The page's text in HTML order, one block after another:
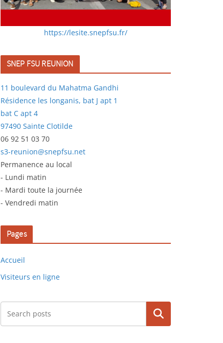
https://lesite.snepfsu.fr/
SNEP FSU REUNION
11 boulevard du Mahatma Gandhi
Résidence les longanis, bat J apt 1
bat C apt 4
97490 Sainte Clotilde
06 92 51 03 70
s3-reunion@snepfsu.net
Permanence au local
- Lundi matin
- Mardi toute la journée
- Vendredi matin
Pages
Accueil
Visiteurs en ligne
Rechercher